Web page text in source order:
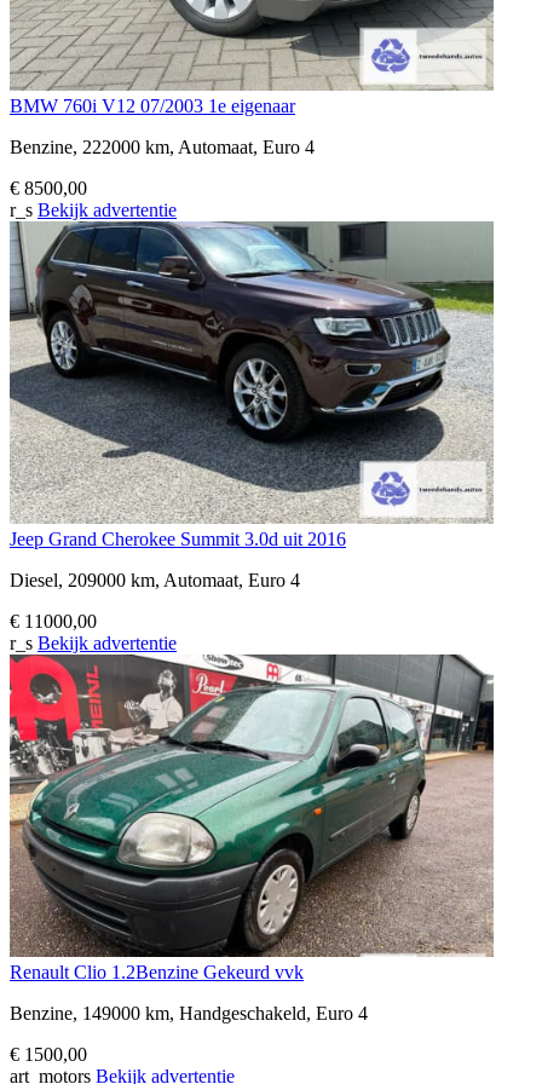
BMW 760i V12 07/2003 1e eigenaar
Benzine, 222000 km, Automaat, Euro 4
€ 8500,00
r_s Bekijk advertentie
Jeep Grand Cherokee Summit 3.0d uit 2016
Diesel, 209000 km, Automaat, Euro 4
€ 11000,00
r_s Bekijk advertentie
Renault Clio 1.2Benzine Gekeurd vvk
Benzine, 149000 km, Handgeschakeld, Euro 4
€ 1500,00
art_motors Bekijk advertentie